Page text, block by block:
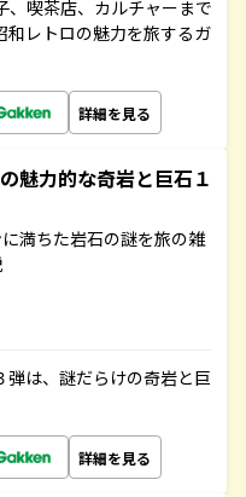
、喫茶店、カルチャーまで
和レトロの魅力を旅するガ
詳細を見る
魅力的な奇岩と巨石１
満ちた岩石の謎を旅の雑
弾は、謎だらけの奇岩と巨
詳細を見る